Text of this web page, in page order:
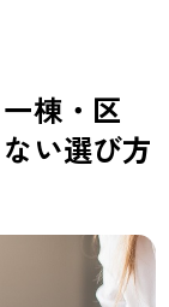
棟・区
い選び方